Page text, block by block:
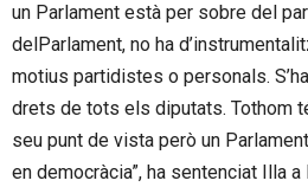
un Parlament està per sobre del
delParlament, no ha
motius partidistes o personals.
drets de tots els diputats. Tothom
seu punt de vista però un
en democràcia”, ha sentenciat Illa a